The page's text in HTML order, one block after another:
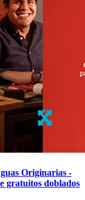
Originarias -
gratuitos doblados